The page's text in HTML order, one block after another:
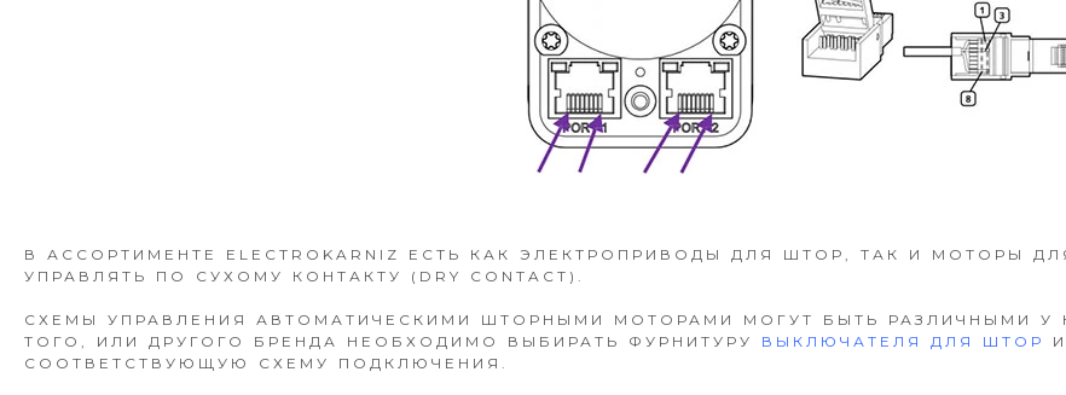
В АССОРТИМЕНТЕ ELECTROKARNIZ ЕСТЬ КАК ЭЛЕКТРОПРИВОДЫ ДЛЯ ШТОР, ТАК И МОТОРЫ
УПРАВЛЯТЬ ПО СУХОМУ КОНТАКТУ (DRY CONTACT).
СХЕМЫ УПРАВЛЕНИЯ АВТОМАТИЧЕСКИМИ ШТОРНЫМИ МОТОРАМИ МОГУТ БЫТЬ РАЗЛИЧНЫМИ
ТОГО, ИЛИ ДРУГОГО БРЕНДА НЕОБХОДИМО ВЫБИРАТЬ ФУРНИТУРУ ВЫКЛЮЧАТЕЛЯ ДЛЯ ШТОР
СООТВЕТСТВУЮЩУЮ СХЕМУ ПОДКЛЮЧЕНИЯ.